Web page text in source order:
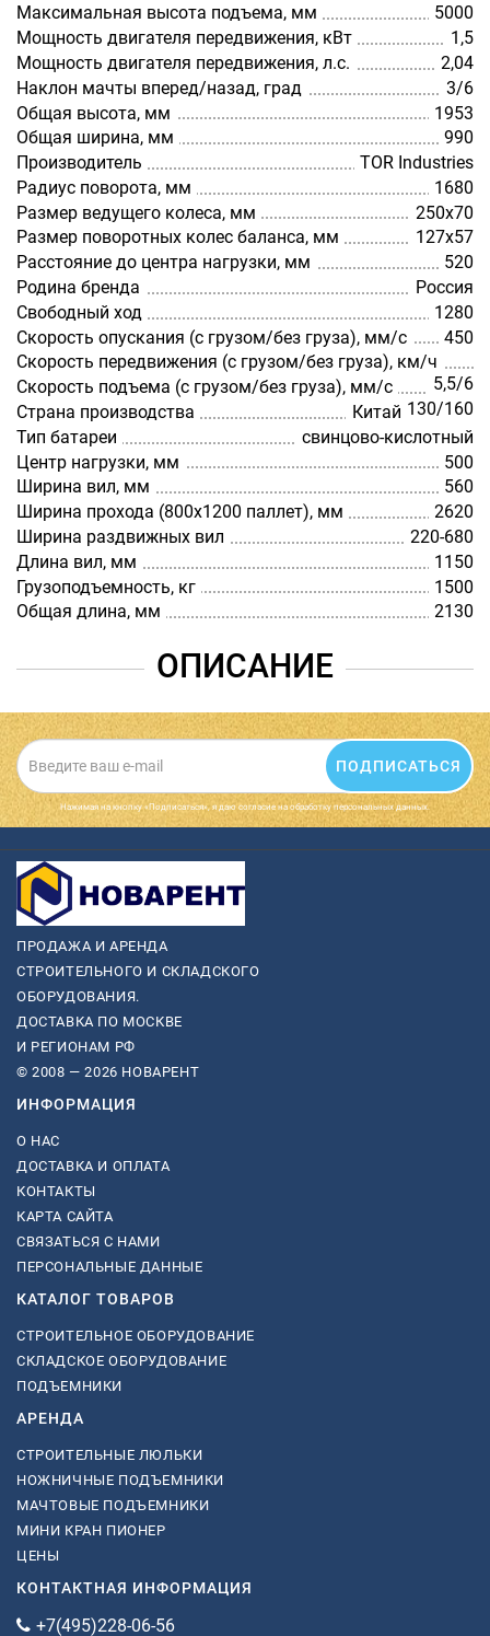
Максимальная высота подъема, мм
5000
Мощность двигателя передвижения, кВт
1,5
Мощность двигателя передвижения, л.с.
2,04
Наклон мачты вперед/назад, град
3/6
Общая высота, мм
1953
Общая ширина, мм
990
Производитель
TOR Industries
Радиус поворота, мм
1680
Размер ведущего колеса, мм
250х70
Размер поворотных колес баланса, мм
127х57
Расстояние до центра нагрузки, мм
520
Родина бренда
Россия
Свободный ход
1280
Скорость опускания (с грузом/без груза), мм/с
450
Скорость передвижения (с грузом/без груза), км/ч
5,5/6
Скорость подъема (с грузом/без груза), мм/с
130/160
Страна производства
Китай
Тип батареи
cвинцово-кислотный
Центр нагрузки, мм
500
Ширина вил, мм
560
Ширина прохода (800х1200 паллет), мм
2620
Ширина раздвижных вил
220-680
Длина вил, мм
1150
Грузоподъемность, кг
1500
Общая длина, мм
2130
ОПИСАНИЕ
ПОДПИСАТЬСЯ
Нажимая на кнопку «Подписаться», я даю cогласие на обработку персональных данных.
ПРОДАЖА И АРЕНДА
СТРОИТЕЛЬНОГО И СКЛАДСКОГО
ОБОРУДОВАНИЯ.
ДОСТАВКА ПО МОСКВЕ
И РЕГИОНАМ РФ
© 2008 — 2026 НОВАРЕНТ
ИНФОРМАЦИЯ
О НАС
ДОСТАВКА И ОПЛАТА
КОНТАКТЫ
КАРТА САЙТА
СВЯЗАТЬСЯ С НАМИ
ПЕРСОНАЛЬНЫЕ ДАННЫЕ
КАТАЛОГ ТОВАРОВ
СТРОИТЕЛЬНОЕ ОБОРУДОВАНИЕ
СКЛАДСКОЕ ОБОРУДОВАНИЕ
ПОДЪЕМНИКИ
АРЕНДА
СТРОИТЕЛЬНЫЕ ЛЮЛЬКИ
НОЖНИЧНЫЕ ПОДЪЕМНИКИ
МАЧТОВЫЕ ПОДЪЕМНИКИ
МИНИ КРАН ПИОНЕР
ЦЕНЫ
КОНТАКТНАЯ ИНФОРМАЦИЯ
+7(495)228-06-56